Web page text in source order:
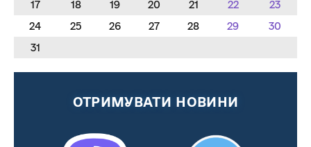
17
18 19 20 21 22
23
24
25 26 27 28 29
30
31
ОТРИМУВАТИ НОВИНИ